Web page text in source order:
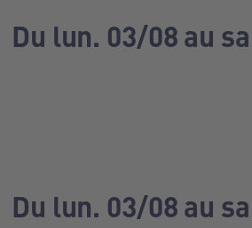
Du lun. 03/08 au
Du lun. 03/08 au